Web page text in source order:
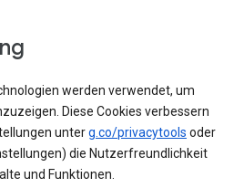
werden verwendet, um
Diese Cookies verbessern
unterg.co/privacytools oder
die Nutzerfreundlichkeit
und Funktionen.